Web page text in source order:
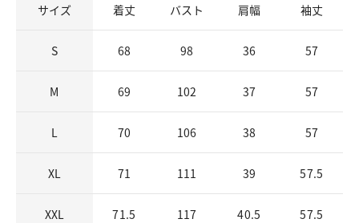
サイズ 着丈 バスト 肩幅 袖丈
S 68 98 36 57
M 69 102 37 57
L 70 106 38 57
XL 71 111 39 57.5
XXL 71.5 117 40.5 57.5